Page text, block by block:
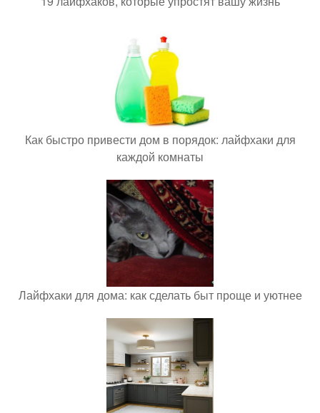
Как быстро привести дом в порядок: лайфхаки для
каждой комнаты
Лайфхаки для дома: как сделать быт проще и уютнее